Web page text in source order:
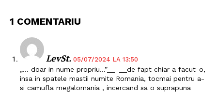
1 COMENTARIU
LevSt. 05/07/2024 LA 13:50
„… doar in nume propriu…”__–__de fapt chiar a facut-o,
insa in spatele mastii numite Romania, tocmai pentru a-
si camufla megalomania , incercand sa o suprapuna